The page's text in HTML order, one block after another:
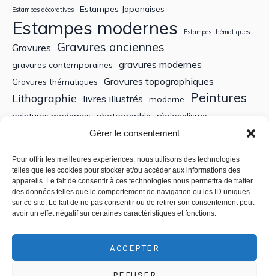
Gérer le consentement
Pour offrir les meilleures expériences, nous utilisons des technologies
telles que les cookies pour stocker et/ou accéder aux informations des
appareils. Le fait de consentir à ces technologies nous permettra de traiter
des données telles que le comportement de navigation ou les ID uniques
sur ce site. Le fait de ne pas consentir ou de retirer son consentement peut
avoir un effet négatif sur certaines caractéristiques et fonctions.
ACCEPTER
Estampes décoratives Estampes Japonaises
Estampes modernes Estampes thématiques
Gravures Gravures anciennes
gravures contemporaines gravures modernes
Gravures thématiques Gravures topographiques
Lithographie livres illustrés moderne Peintures
peintures modernes photographie régionalisme
Tableaux anciens XIXe siècle
Recherche